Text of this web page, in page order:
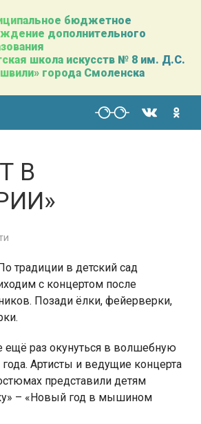
бюджетное
дополнительного
школа искусств № 8 им. Д.С.
города Смоленска
В
традиции в детский сад
с концертом после
Позади ёлки, фейерверки,
ещё раз окунуться в волшебную
Артисты и ведущие концерта
представили детям
– «Новый год в мышином